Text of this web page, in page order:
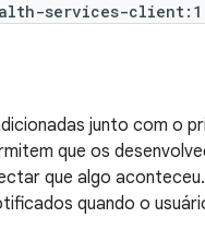
services-
junto com o
que os
que algo aconteceu.
quando o